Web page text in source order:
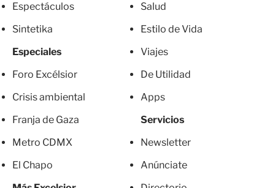
Espectáculos
Sintetika
Especiales
Foro Excélsior
Crisis ambiental
Franja de Gaza
Metro CDMX
El Chapo
Salud
Estilo de Vida
Viajes
De Utilidad
Apps
Servicios
Newsletter
Anúnciate